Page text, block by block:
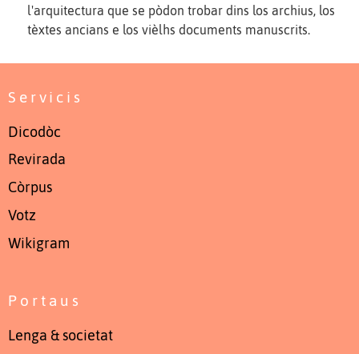
l'arquitectura que se pòdon trobar dins los archius, los
tèxtes ancians e los vièlhs documents manuscrits.
Servicis
Dicodòc
Revirada
Còrpus
Votz
Wikigram
Portaus
Lenga & societat